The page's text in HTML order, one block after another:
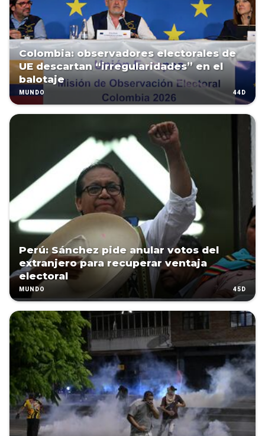
Colombia: observadores electorales de
UE descartan “irregularidades” en el
balotaje
MUNDO 44D
Perú: Sánchez pide anular votos del
extranjero para recuperar ventaja
electoral
MUNDO 45D